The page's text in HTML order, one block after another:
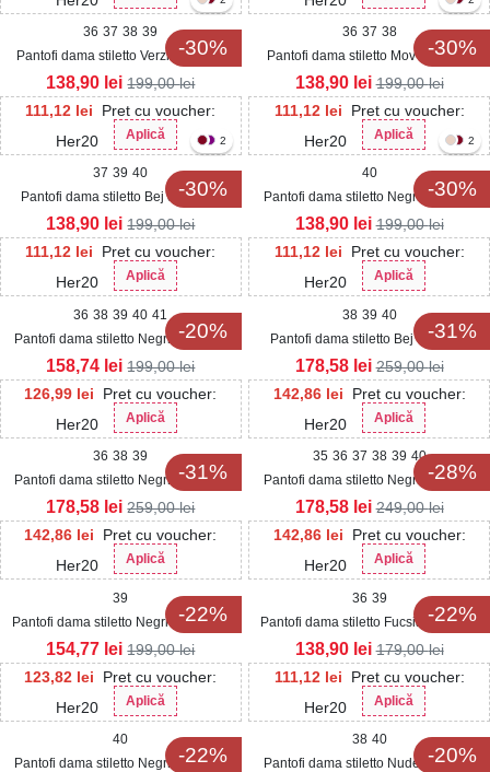
-30%
36 37 38 39
Pantofi dama stiletto Verzi din Piele
Ecologica Lacuita Similo
111,12 lei
Pret cu voucher:
Her20
Aplică
138,90 lei 199,00lei
-30%
36 37 38
Pantofi dama stiletto Mov din Piele
Ecologica Lacuita Similo
111,12 lei
Pret cu voucher:
Her20
Aplică
138,90 lei 199,00lei
-30%
2
37 39 40
Pantofi dama stiletto Bej din Piele
Ecologica Lacuita Similo
111,12 lei
Pret cu voucher:
Her20
Aplică
138,90 lei 199,00lei
-30%
2
40
Pantofi dama stiletto Negri din Piele
Ecologica Lacuita Similo
111,12 lei
Pret cu voucher:
Her20
Aplică
138,90 lei 199,00lei
-20%
36 38 39 40 41
Pantofi dama stiletto Negri din Piele
Ecologica Intoarsa Marion
126,99 lei
Pret cu voucher:
Her20
Aplică
158,74 lei 199,00lei
-31%
38 39 40
Pantofi dama stiletto Bej din Piele
Ecologica Intoarsa Yuval
142,86 lei
Pret cu voucher:
Her20
Aplică
178,58 lei 259,00lei
-31%
36 38 39
Pantofi dama stiletto Negri din Piele
Ecologica Intoarsa Yuval
142,86 lei
Pret cu voucher:
Her20
Aplică
178,58 lei 259,00lei
-28%
35 36 37 38 39 40
Pantofi dama stiletto Negri din Piele
Ecologica Krue
142,86 lei
Pret cu voucher:
Her20
Aplică
178,58 lei 249,00lei
-22%
39
Pantofi dama stiletto Negri din Glitter
Charabe
123,82 lei
Pret cu voucher:
Her20
Aplică
154,77 lei 199,00lei
-22%
36 39
Pantofi dama stiletto Fucsia din Piele
Ecologica Lacuita Reys
111,12 lei
Pret cu voucher:
Her20
Aplică
138,90 lei 179,00lei
-22%
40
Pantofi dama stiletto Negri din Piele
-20%
38 40
Pantofi dama stiletto Nude din Piele